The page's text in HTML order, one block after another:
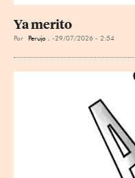
Ya merito
Por Perujo . 29/07/2026 - 2:54